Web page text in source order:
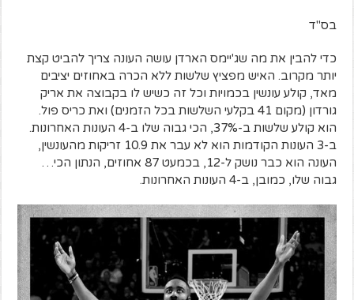
בס"ד
כדי להבין את מה שג'יימס הארדן עושה העונה צריך להביט קצת
יותר מקרוב. האיש מפציץ שלשות ללא הכרה באחוזים יציבים
מאד, קולע עונשין בכמויות וכל זה כשיש לו בקבוצה את אריק
גורדון (מקום 41 בקלעי השלשות בכל הזמנים) ואת כריס פול.
הוא קולע שלשות ב-37%, הכי גבוה שלו ב-4 העונות האחרונות.
ב-3 העונות הקודמות הוא לא עבר את 10.9 זריקות מהעונשין,
העונה הוא כבר נושק ל-12, בכמעט 87 אחוזים, הנתון הכי…
גבוה שלו, כמובן, ב-4 העונות האחרונות.